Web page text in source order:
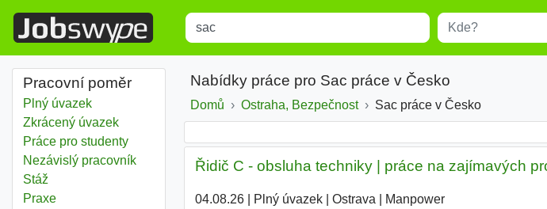
Title Místo
Pracovní poměr
Plný úvazek
Zkrácený úvazek
Práce pro studenty
Nezávislý pracovník
Stáž
Praxe
Nabídky práce pro Sac práce v Česko
Domů Ostraha, Bezpečnost Sac práce v Česko
Řidič C - obsluha techniky | práce na zajímavých
04.08.26| Plný úvazek| Ostrava Manpower